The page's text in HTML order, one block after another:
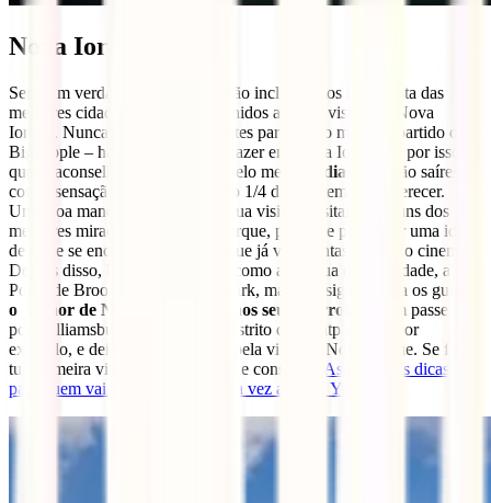
Nova Iorque
Seria um verdadeiro pecado se não incluíssemos numa lista das
melhores cidades dos Estados Unidos as mais visitadas: Nova
Iorque. Nunca terás dias suficientes para tirar o máximo partido da
Big Apple – há demasiado para fazer em Nova Iorque! É por isso
que te aconselhamos a reservar pelo menos
5 dias
para não saíres
com a sensação de não teres visto 1/4 do que tem para oferecer.
Uma boa maneira de começar a tua visita é visitando alguns dos
melhores miradouros de Nova Iorque, para que possas ter uma ideia
de onde se encontram os locais que já viste tantas vezes no cinema.
Depois disso, há sítios lendários como a Estátua da Liberdade, a
Ponte de Brooklyn e o Central Park, mas não sigas à risca os guias –
o melhor de Nova Iorque está nos seus bairros
. Dá um passeio
por Williamsburg, Brooklyn, o distrito de Meatpacking, por
exemplo, e deixa-te surpreender pela vida em Nova Iorque. Se for a
tua primeira viagem, não deixes de consultar:
As melhores dicas
para quem vai viajar pela primeira vez a Nova York.